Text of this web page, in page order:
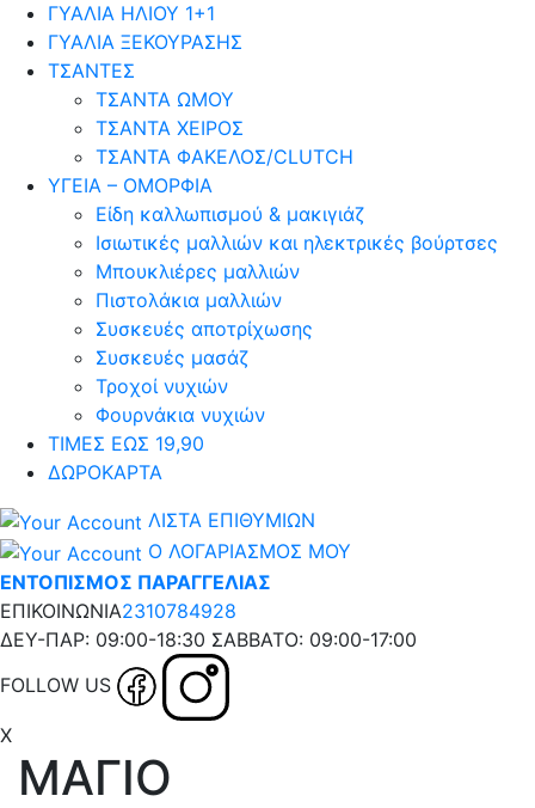
ΓΥΑΛΙΑ ΗΛΙΟΥ 1+1
ΓΥΑΛΙΑ ΞΕΚΟΥΡΑΣΗΣ
ΤΣΑΝΤΕΣ
ΤΣΑΝΤΑ ΩΜΟΥ
ΤΣΑΝΤΑ ΧΕΙΡΟΣ
ΤΣΑΝΤΑ ΦΑΚΕΛΟΣ/CLUTCH
ΥΓΕΙΑ – ΟΜΟΡΦΙΑ
Είδη καλλωπισμού & μακιγιάζ
Ισιωτικές μαλλιών και ηλεκτρικές βούρτσες
Μπουκλιέρες μαλλιών
Πιστολάκια μαλλιών
Συσκευές αποτρίχωσης
Συσκευές μασάζ
Τροχοί νυχιών
Φουρνάκια νυχιών
ΤΙΜΕΣ ΕΩΣ 19,90
ΔΩΡΟΚΑΡΤΑ
ΛΙΣΤΑ ΕΠΙΘΥΜΙΩΝ
Ο ΛΟΓΑΡΙΑΣΜΟΣ ΜΟΥ
ΕΝΤΟΠΙΣΜΟΣ ΠΑΡΑΓΓΕΛΙΑΣ
ΕΠΙΚΟΙΝΩΝΙΑ2310784928
ΔΕΥ-ΠΑΡ: 09:00-18:30 ΣΑΒΒΑΤΟ: 09:00-17:00
FOLLOW US
X
ΜΑΓΙΟ